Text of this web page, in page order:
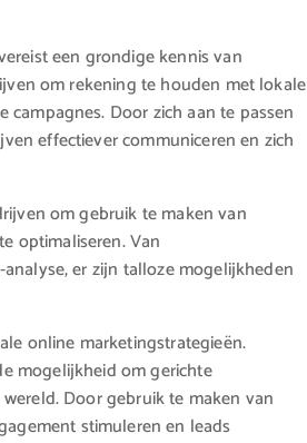
een grondige kennis van
om rekening te houden met lokale
Door zich aan te passen
effectiever communiceren en zich
om gebruik te maken van
optimaliseren. Van
er zijn talloze mogelijkheden
online marketingstrategieën.
mogelijkheid om gerichte
Door gebruik te maken van
stimuleren en leads